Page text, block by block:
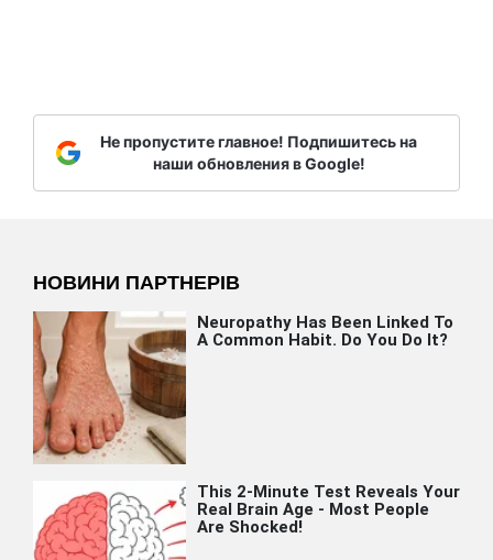
Не пропустите главное! Подпишитесь на
наши обновления в Google!